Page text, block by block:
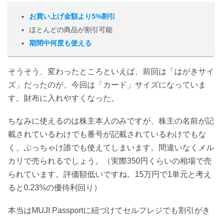
お買い上げ金額より5%割引
ほとんどの商品が割引可能
期間中何度も使える
そうそう、変わったところといえば、前回は「はがきサイ
ズ」だったのが、今回は「カード」サイズになっていま
す。財布に入れやすくなった。
ちなみに使えるのは株主本人のみですが、株主の名前が記
載されているわけでも番号が記載されているわけでもな
く、ぶっちゃけ誰でも使えてしまいます。間違いなくメル
カリで売られるでしょう。（実際350円くらいの相場で売
られています。評価額低いですね。15万円で1単元と考え
ると0.23%の優待利回り）
本当はMUJI Passportに紐づけてセルフレジでも割引がき